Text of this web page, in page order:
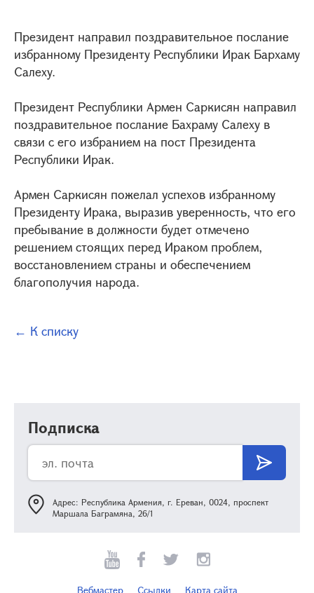
Президент направил поздравительное послание
избранному Президенту Республики Ирак Бархаму
Салеху.
Президент Республики Армен Саркисян направил
поздравительное послание Бахраму Салеху в
связи с его избранием на пост Президента
Республики Ирак.
Армен Саркисян пожелал успехов избранному
Президенту Ирака, выразив уверенность, что его
пребывание в должности будет отмечено
решением стоящих перед Ираком проблем,
восстановлением страны и обеспечением
благополучия народа.
← К списку
Подписка
Адрес: Республика Армения, г. Ереван, 0024, проспект
Маршала Баграмяна, 26/1
Вебмастер Ссылки Карта сайта